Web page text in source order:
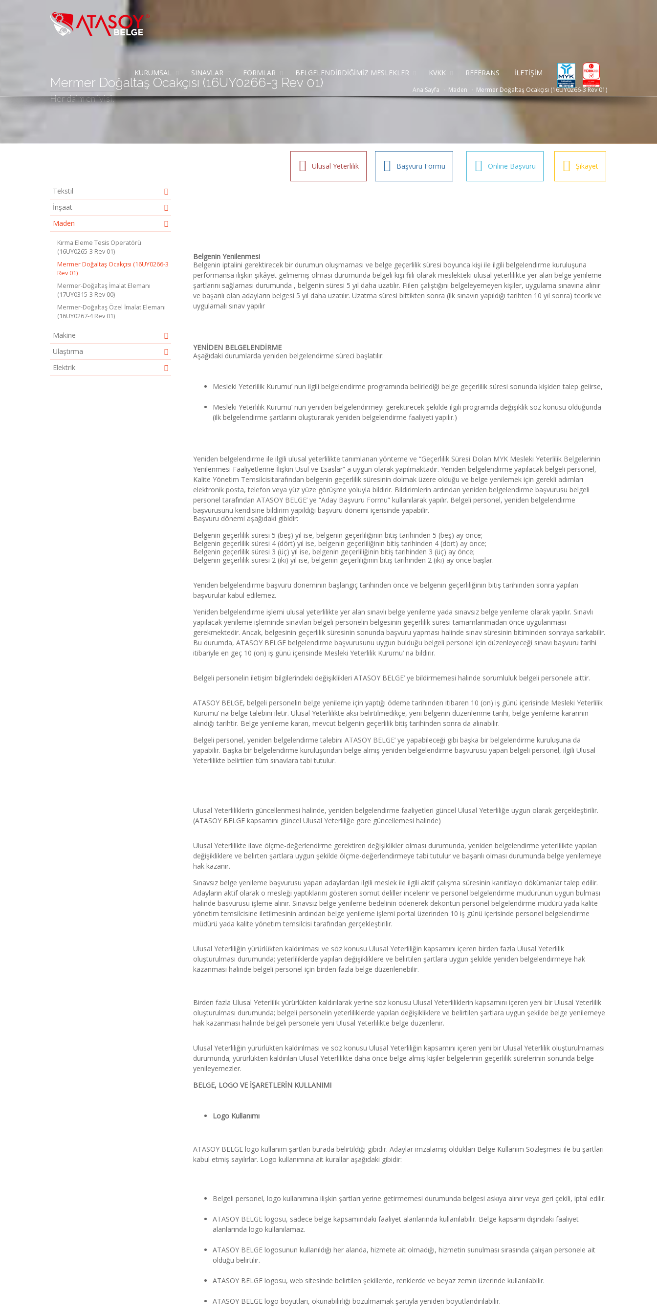
KURUMSAL SINAVLAR FORMLAR BELGELENDİRDİĞİMİZ MESLEKLER KVKK REFERANS İLETİŞİM
Mermer Doğaltaş Ocakçısı (16UY0266-3 Rev 01)
Her daim en iyisi.
Ana Sayfa Maden Mermer Doğaltaş Ocakçısı (16UY0266-3 Rev 01)
Şikayet
Online Başvuru
Başvuru Formu
Ulusal Yeterlilik
Belgenin Yenilenmesi
Belgenin iptalini gerektirecek bir durumun oluşmaması ve belge geçerlilik süresi boyunca kişi ile ilgili belgelendirme kuruluşuna
performansa ilişkin şikâyet gelmemiş olması durumunda belgeli kişi fiili olarak meslekteki ulusal yeterlilikte yer alan belge yenileme
şartlarını sağlaması durumunda , belgenin süresi 5 yıl daha uzatılır. Fiilen çalıştığını belgeleyemeyen kişiler, uygulama sınavına alınır
ve başarılı olan adayların belgesi 5 yıl daha uzatılır. Uzatma süresi bittikten sonra (ilk sınavın yapıldığı tarihten 10 yıl sonra) teorik ve
uygulamalı sınav yapılır
YENİDEN BELGELENDİRME
Aşağıdaki durumlarda yeniden belgelendirme süreci başlatılır:
Mesleki Yeterlilik Kurumu’ nun ilgili belgelendirme programında belirlediği belge geçerlilik süresi sonunda kişiden talep gelirse,
Mesleki Yeterlilik Kurumu’ nun yeniden belgelendirmeyi gerektirecek şekilde ilgili programda değişiklik söz konusu olduğunda
(ilk belgelendirme şartlarını oluşturarak yeniden belgelendirme faaliyeti yapılır.)
Yeniden belgelendirme ile ilgili ulusal yeterlilikte tanımlanan yönteme ve “Geçerlilik Süresi Dolan MYK Mesleki Yeterlilik Belgelerinin
Yenilenmesi Faaliyetlerine İlişkin Usul ve Esaslar” a uygun olarak yapılmaktadır. Yeniden belgelendirme yapılacak belgeli personel,
Kalite Yönetim Temsilcisitarafından belgenin geçerlilik süresinin dolmak üzere olduğu ve belge yenilemek için gerekli adımları
elektronik posta, telefon veya yüz yüze görüşme yoluyla bildirir. Bildirimlerin ardından yeniden belgelendirme başvurusu belgeli
personel tarafından ATASOY BELGE’ ye “Aday Başvuru Formu” kullanılarak yapılır. Belgeli personel, yeniden belgelendirme
başvurusunu kendisine bildirim yapıldığı başvuru dönemi içerisinde yapabilir.
Başvuru dönemi aşağıdaki gibidir:
Belgenin geçerlilik süresi 5 (beş) yıl ise, belgenin geçerliliğinin bitiş tarihinden 5 (beş) ay önce;
Belgenin geçerlilik süresi 4 (dört) yıl ise, belgenin geçerliliğinin bitiş tarihinden 4 (dört) ay önce;
Belgenin geçerlilik süresi 3 (üç) yıl ise, belgenin geçerliliğinin bitiş tarihinden 3 (üç) ay önce;
Belgenin geçerlilik süresi 2 (iki) yıl ise, belgenin geçerliliğinin bitiş tarihinden 2 (iki) ay önce başlar.
Yeniden belgelendirme başvuru döneminin başlangıç tarihinden önce ve belgenin geçerliliğinin bitiş tarihinden sonra yapılan
başvurular kabul edilemez.
Yeniden belgelendirme işlemi ulusal yeterlilikte yer alan sınavlı belge yenileme yada sınavsız belge yenileme olarak yapılır. Sınavlı
yapılacak yenileme işleminde sınavları belgeli personelin belgesinin geçerlilik süresi tamamlanmadan önce uygulanması
gerekmektedir. Ancak, belgesinin geçerlilik süresinin sonunda başvuru yapması halinde sınav süresinin bitiminden sonraya sarkabilir.
Bu durumda, ATASOY BELGE belgelendirme başvurusunu uygun bulduğu belgeli personel için düzenleyeceği sınavı başvuru tarihi
itibariyle en geç 10 (on) iş günü içerisinde Mesleki Yeterlilik Kurumu’ na bildirir.
Belgeli personelin iletişim bilgilerindeki değişiklikleri ATASOY BELGE’ ye bildirmemesi halinde sorumluluk belgeli personele aittir.
ATASOY BELGE, belgeli personelin belge yenileme için yaptığı ödeme tarihinden itibaren 10 (on) iş günü içerisinde Mesleki Yeterlilik
Kurumu’ na belge talebini iletir. Ulusal Yeterlilikte aksi belirtilmedikçe, yeni belgenin düzenlenme tarihi, belge yenileme kararının
alındığı tarihtir. Belge yenileme kararı, mevcut belgenin geçerlilik bitiş tarihinden sonra da alınabilir.
Belgeli personel, yeniden belgelendirme talebini ATASOY BELGE’ ye yapabileceği gibi başka bir belgelendirme kuruluşuna da
yapabilir. Başka bir belgelendirme kuruluşundan belge almış yeniden belgelendirme başvurusu yapan belgeli personel, ilgili Ulusal
Yeterlilikte belirtilen tüm sınavlara tabi tutulur.
Ulusal Yeterliliklerin güncellenmesi halinde, yeniden belgelendirme faaliyetleri güncel Ulusal Yeterliliğe uygun olarak gerçekleştirilir.
(ATASOY BELGE kapsamını güncel Ulusal Yeterliliğe göre güncellemesi halinde)
Ulusal Yeterlilikte ilave ölçme-değerlendirme gerektiren değişiklikler olması durumunda, yeniden belgelendirme yeterlilikte yapılan
değişikliklere ve belirten şartlara uygun şekilde ölçme-değerlendirmeye tabi tutulur ve başarılı olması durumunda belge yenilemeye
hak kazanır.
Sınavsız belge yenileme başvurusu yapan adaylardan ilgili meslek ile ilgili aktif çalışma süresinin kanıtlayıcı dökümanlar talep edilir.
Adayların aktif olarak o mesleği yaptıklarını gösteren somut deliller incelenir ve personel belgelendirme müdürünün uygun bulması
halinde basvurusu işleme alınır. Sınavsız belge yenileme bedelinin ödenerek dekontun personel belgelendirme müdürü yada kalite
yönetim temsilcisine iletilmesinin ardından belge yenileme işlemi portal üzerinden 10 iş günü içerisinde personel belgelendirme
müdürü yada kalite yönetim temsilcisi tarafından gerçekleştirilir.
Ulusal Yeterliliğin yürürlükten kaldırılması ve söz konusu Ulusal Yeterliliğin kapsamını içeren birden fazla Ulusal Yeterlilik
oluşturulması durumunda; yeterliliklerde yapılan değişikliklere ve belirtilen şartlara uygun şekilde yeniden belgelendirmeye hak
kazanması halinde belgeli personel için birden fazla belge düzenlenebilir.
Birden fazla Ulusal Yeterlilik yürürlükten kaldırılarak yerine söz konusu Ulusal Yeterliliklerin kapsamını içeren yeni bir Ulusal Yeterlilik
oluşturulması durumunda; belgeli personelin yeterliliklerde yapılan değişikliklere ve belirtilen şartlara uygun şekilde belge yenilemeye
hak kazanması halinde belgeli personele yeni Ulusal Yeterlilikte belge düzenlenir.
Ulusal Yeterliliğin yürürlükten kaldırılması ve söz konusu Ulusal Yeterliliğin kapsamını içeren yeni bir Ulusal Yeterlilik oluşturulmaması
durumunda; yürürlükten kaldırılan Ulusal Yeterlilikte daha önce belge almış kişiler belgelerinin geçerlilik sürelerinin sonunda belge
yenileyemezler.
BELGE, LOGO VE İŞARETLERİN KULLANIMI
Logo Kullanımı
ATASOY BELGE logo kullanım şartları burada belirtildiği gibidir. Adaylar imzalamış oldukları Belge Kullanım Sözleşmesi ile bu şartları
kabul etmiş sayılırlar. Logo kullanımına ait kurallar aşağıdaki gibidir:
Belgeli personel, logo kullanımına ilişkin şartları yerine getirmemesi durumunda belgesi askıya alınır veya geri çekili, iptal edilir.
ATASOY BELGE logosu, sadece belge kapsamındaki faaliyet alanlarında kullanılabilir. Belge kapsamı dışındaki faaliyet
alanlarında logo kullanılamaz.
ATASOY BELGE logosunun kullanıldığı her alanda, hizmete ait olmadığı, hizmetin sunulması sırasında çalışan personele ait
olduğu belirtilir.
ATASOY BELGE logosu, web sitesinde belirtilen şekillerde, renklerde ve beyaz zemin üzerinde kullanılabilir.
ATASOY BELGE logo boyutları, okunabilirliği bozulmamak şartıyla yeniden boyutlandırılabilir.
Tekstil
İnşaat
Maden
Kırma Eleme Tesis Operatörü
(16UY0265-3 Rev 01)
Mermer Doğaltaş Ocakçısı (16UY0266-3
Rev 01)
Mermer-Doğaltaş İmalat Elemanı
(17UY0315-3 Rev 00)
Mermer-Doğaltaş Özel İmalat Elemanı
(16UY0267-4 Rev 01)
Makine
Ulaştırma
Elektrik